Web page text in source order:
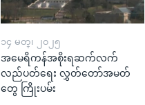
၁၄ မတ္၊ ၂၀၂၅
အမေရိကန်အစိုးရဆက်လက်
လည်ပတ်ရေး လွှတ်တော်အမတ်
တွေ ကြိုးပမ်း